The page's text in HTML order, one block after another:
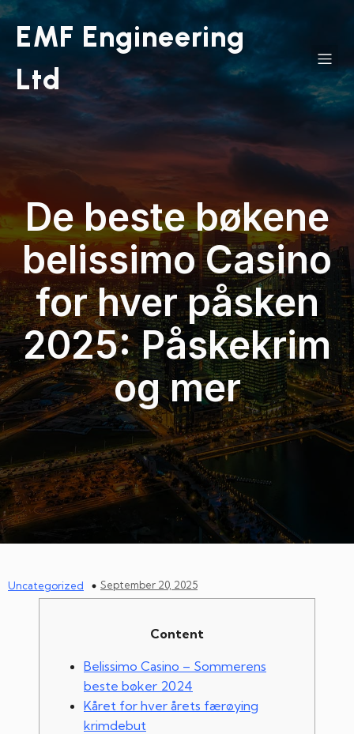
EMF Engineering
Ltd
De beste bøkene
belissimo Casino
for hver påsken
2025: Påskekrim
og mer
Uncategorized September 20, 2025
Content
Belissimo Casino – Sommerens
beste bøker 2024
Kåret for hver årets færøying
krimdebut